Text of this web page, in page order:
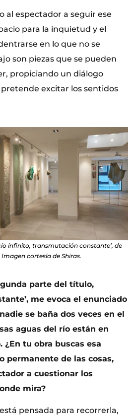
al espectador a seguir ese
para la inquietud y el
en lo que no se
son piezas que se pueden
propiciando un diálogo
excitar los sentidos
infinito, transmutación constante’, de
Imagen cortesía de Shiras.
parte del título,
’, me evoca el enunciado
se baña dos veces en el
aguas del río están en
¿En tu obra buscas esa
permanente de las cosas,
a cuestionar los
mira?
pensada para recorrerla,